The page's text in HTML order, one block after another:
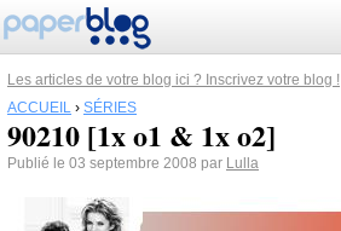
Les articles de votre blog ici ? Inscrivez votre blog !
ACCUEIL › SÉRIES
90210 [1x o1 & 1x o2]
Publié le 03 septembre 2008 par Lulla